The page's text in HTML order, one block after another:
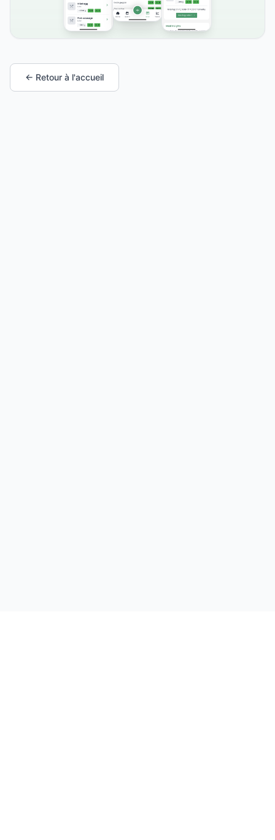
← Retour à l'accueil